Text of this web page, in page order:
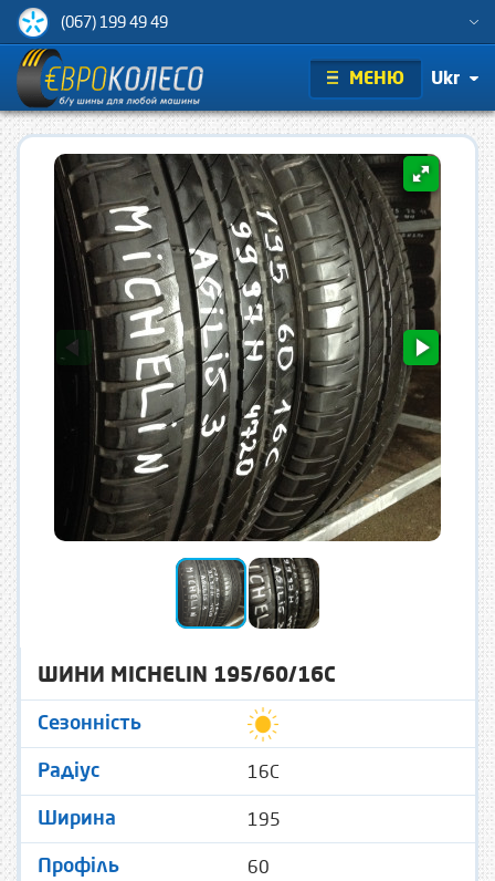
(067) 199 49 49
МЕНЮ Ukr
ШИНИ MICHELIN 195/60/16C
Сезонність
Радіус 16C
Ширина 195
Профіль 60